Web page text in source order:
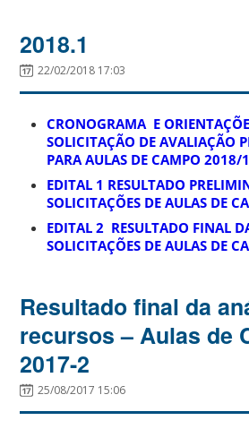
2018.1
22/02/2018 17:03
CRONOGRAMA E
SOLICITAÇÃO DE AVALIAÇÃO
PARA AULAS DE CAMPO 2018/1
EDITAL 1 RESULTADO
SOLICITAÇÕES DE AULAS DE
EDITAL 2 RESULTADO FINAL
SOLICITAÇÕES DE AULAS DE
Resultado final da
recursos – Aulas de
2017-2
25/08/2017 15:06